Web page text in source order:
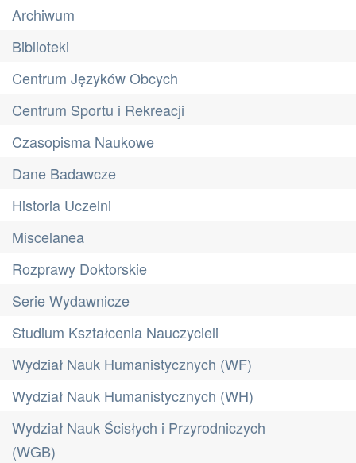
Archiwum
Biblioteki
Centrum Języków Obcych
Centrum Sportu i Rekreacji
Czasopisma Naukowe
Dane Badawcze
Historia Uczelni
Miscelanea
Rozprawy Doktorskie
Serie Wydawnicze
Studium Kształcenia Nauczycieli
Wydział Nauk Humanistycznych (WF)
Wydział Nauk Humanistycznych (WH)
Wydział Nauk Ścisłych i Przyrodniczych
(WGB)